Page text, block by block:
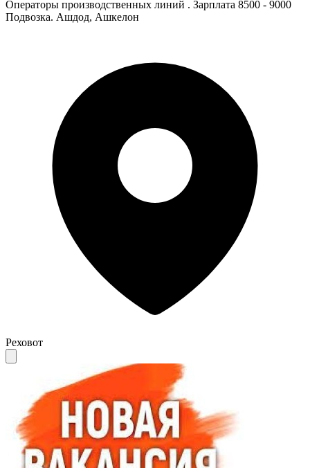
Операторы производственных линий . Зарплата 8500 - 9000
Подвозка. Ашдод, Ашкелон
Реховот